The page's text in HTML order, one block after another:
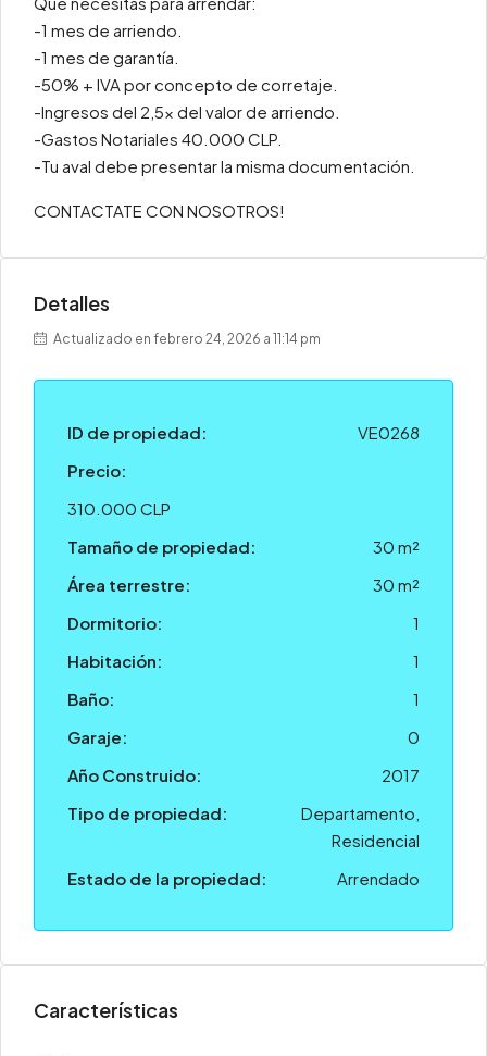
-1 mes de arriendo.
-1 mes de garantía.
-50% + IVA por concepto de corretaje.
-Ingresos del 2,5x del valor de arriendo.
-Gastos Notariales 40.000 CLP.
-Tu aval debe presentar la misma documentación.
CONTACTATE CON NOSOTROS!
Detalles
Actualizado en febrero 24, 2026 a 11:14 pm
ID de propiedad:
VE0268
Precio:
310.000 CLP
Tamaño de propiedad:
30 m²
Área terrestre:
30 m²
Dormitorio:
1
Habitación:
1
Baño:
1
Garaje:
0
Año Construido:
2017
Tipo de propiedad:
Departamento,
Residencial
Estado de la propiedad:
Arrendado
Características